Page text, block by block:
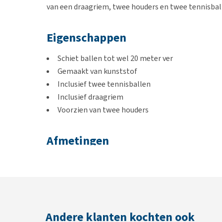
van een draagriem, twee houders en twee
Eigenschappen
Schiet ballen tot wel 20 meter ver
Gemaakt van kunststof
Inclusief twee tennisballen
Inclusief draagriem
Voorzien van twee houders
Afmetingen
Andere klanten kochten ook